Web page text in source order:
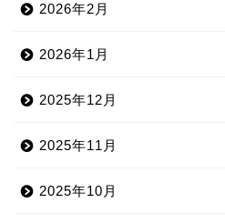
2026年2月
2026年1月
2025年12月
2025年11月
2025年10月